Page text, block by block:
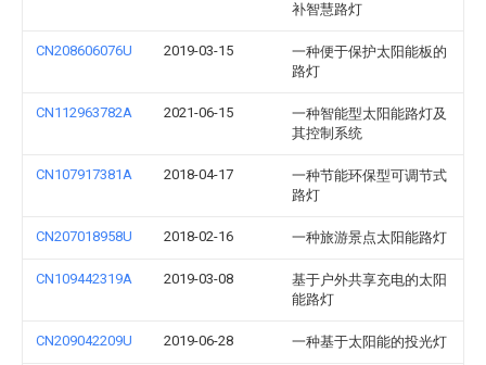
补智慧路灯
CN208606076U 2019-03-15
一种便于保护太阳能板的
路灯
CN112963782A 2021-06-15
一种智能型太阳能路灯及
其控制系统
CN107917381A 2018-04-17
一种节能环保型可调节式
路灯
CN207018958U 2018-02-16 一种旅游景点太阳能路灯
CN109442319A 2019-03-08
基于户外共享充电的太阳
能路灯
CN209042209U 2019-06-28 一种基于太阳能的投光灯